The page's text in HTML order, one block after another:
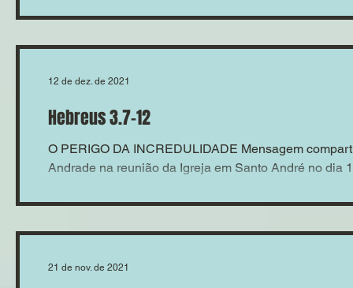
Hebreus 3.7-12
O PERIGO DA INCREDULIDADE Mensagem
Andrade na reunião da Igreja em Santo André no dia
12 de dez. de 2021
21 de nov. de 2021